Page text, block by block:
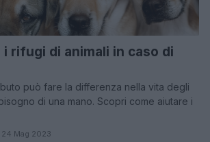
i rifugi di animali in caso di
può fare la differenza nella vita degli
di una mano. Scopri come aiutare i
24 Mag 2023